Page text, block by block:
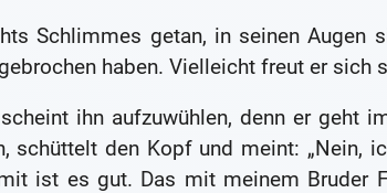
Schlimmes getan, in seinen Augen
haben. Vielleicht freut er sich
ihn aufzuwühlen, denn er geht
schüttelt den Kopf und meint: „Nein,
ist es gut. Das mit meinem Bruder